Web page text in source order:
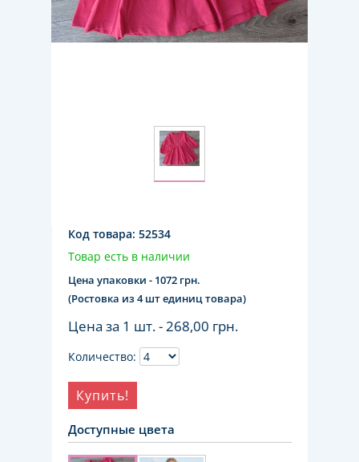
Код товара: 52534
Товар есть в наличии
Цена упаковки - 1072 грн.
(Ростовка из 4 шт единиц товара)
Цена за 1 шт. -268,00 грн.
Количество:
Купить!
Доступные цвета